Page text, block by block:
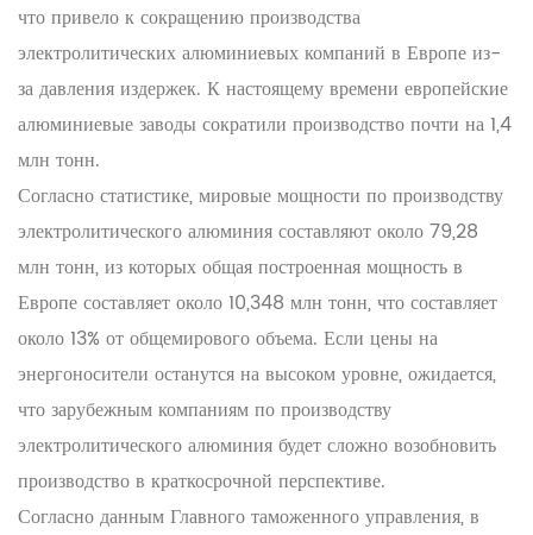
что привело к сокращению производства
электролитических алюминиевых компаний в Европе из-
за давления издержек. К настоящему времени европейские
алюминиевые заводы сократили производство почти на 1,4
млн тонн.
Согласно статистике, мировые мощности по производству
электролитического алюминия составляют около 79,28
млн тонн, из которых общая построенная мощность в
Европе составляет около 10,348 млн тонн, что составляет
около 13% от общемирового объема. Если цены на
энергоносители останутся на высоком уровне, ожидается,
что зарубежным компаниям по производству
электролитического алюминия будет сложно возобновить
производство в краткосрочной перспективе.
Согласно данным Главного таможенного управления, в